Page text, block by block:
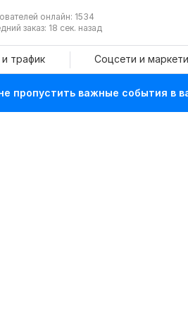
онлайн: 1534
заказ: 18 сек. назад
и трафик Соцсети и
пропустить важные события в